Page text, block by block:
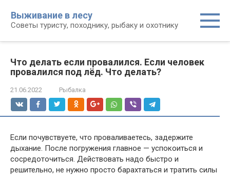
контенту
Выживание в лесу
Советы туристу, походнику, рыбаку и охотнику
Что делать если провалился. Если человек
провалился под лёд. Что делать?
21.06.2022 Рыбалка
Если почувствуете, что проваливаетесь, задержите
дыхание. После погружения главное — успокоиться и
сосредоточиться. Действовать надо быстро и
решительно, не нужно просто барахтаться и тратить силы